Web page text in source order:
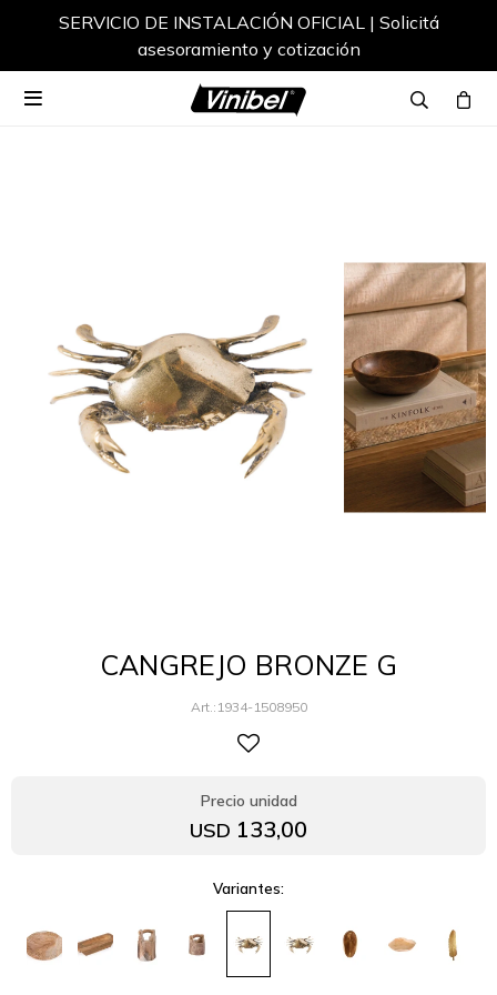
SERVICIO DE INSTALACIÓN OFICIAL | Solicitá
asesoramiento y cotización

CANGREJO BRONZE G
1934-1508950
USD 133,00
Variantes: